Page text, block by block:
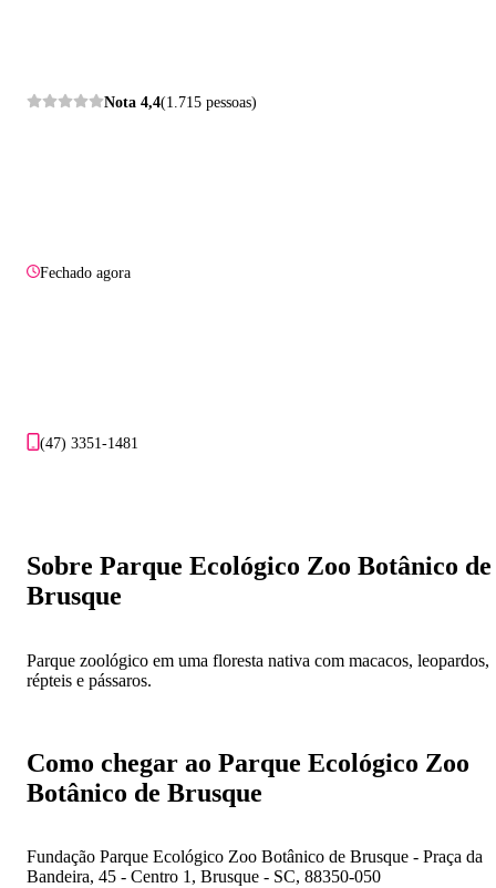
Nota 4,4(1.715 pessoas)
Fechado agora
(47) 3351-1481
Sobre Parque Ecológico Zoo Botânico de
Brusque
Parque zoológico em uma floresta nativa com macacos, leopardos,
répteis e pássaros.
Como chegar ao Parque Ecológico Zoo
Botânico de Brusque
Fundação Parque Ecológico Zoo Botânico de Brusque - Praça da
Bandeira, 45 - Centro 1, Brusque - SC, 88350-050